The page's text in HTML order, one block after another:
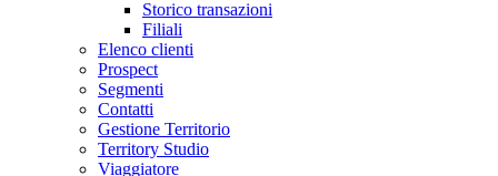
Storico transazioni
Filiali
Elenco clienti
Prospect
Segmenti
Contatti
Gestione Territorio
Territory Studio
Viaggiatore